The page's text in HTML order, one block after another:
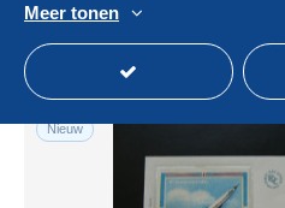
Statuut
Nieuw
Meer tonen